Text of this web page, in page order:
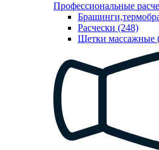
Профессиональные
Расчески (248)
Щетки массажные